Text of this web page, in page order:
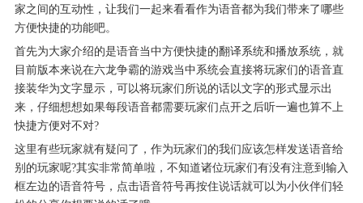
家之间的互动性，让我们一起来看看作为语音都为我们带来了哪些
方便快捷的功能吧。
首先为大家介绍的是语音当中方便快捷的翻译系统和播放系统，就
目前版本来说在六龙争霸的游戏当中系统会直接将玩家们的语音直
接装华为文字显示，可以将玩家们所说的话以文字的形式显示出
来，仔细想想如果每段语音都需要玩家们点开之后听一遍也算不上
快捷方便对不对?
这里有些玩家就有疑问了，作为玩家们的我们应该怎样发送语音给
别的玩家呢?其实非常简单啦，不知道诸位玩家们有没有注意到输入
框左边的语音符号，点击语音符号再按住说话就可以为小伙伴们轻